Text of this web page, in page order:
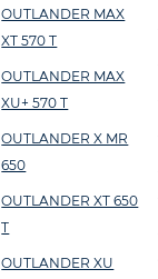
OUTLANDER MAX
XT 570 T
OUTLANDER MAX
XU+ 570 T
OUTLANDER X MR
650
OUTLANDER XT 650
T
OUTLANDER XU